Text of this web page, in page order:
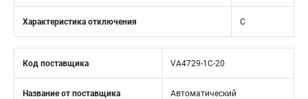
Характеристика отключения C
Код поставщика VA4729-1C-20
Название от поставщика
Автоматический